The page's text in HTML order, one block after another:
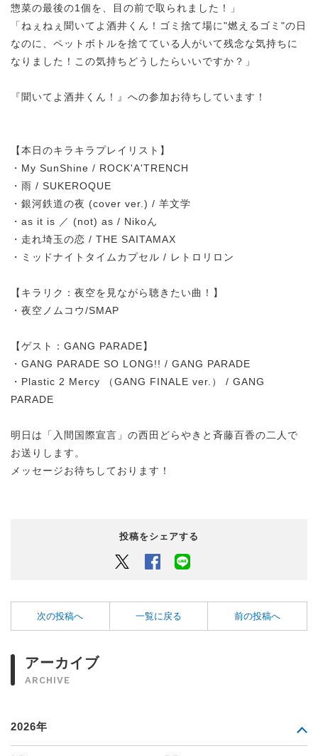
惣菜の最後の1個を、目の前で取られました！」
「ねぇねぇ聞いてよ酒井くん！ゴミ捨て場に"燃えるゴミ"の日
なのに、ペットボトルを捨てている人がいて残念な気持ちに
なりました！この気持ちどうしたらいいですか？」
『聞いてよ酒井くん！』への参加お待ちしています！
【本日のキラキラプレイリスト】
・My SunShine / ROCK'A'TRENCH
・雨 / SUKEROQUE
・銀河鉄道の夜 (cover ver.) / 羊文学
・as it is ／ (not) as / Nikoん
・走れ埼玉の恋 / THE SAITAMAX
・ミッドナイトタイムカプセル / レトロリロン
【キラリク：夜空を見ながら聴きたい曲！】
・夜空ノムコウ/SMAP
【ゲスト：GANG PARADE】
・GANG PARADE SO LONG!! / GANG PARADE
・Plastic 2 Mercy （GANG FINALE ver.） / GANG
PARADE
明日は「入間国際宣言」の西田どらやきと斉藤百香の二人で
お送りします。
メッセージお待ちしております！
投稿をシェアする
Twitter Facebook
次の投稿へ 一覧に戻る 前の投稿へ
アーカイブ
ARCHIVE
2026年